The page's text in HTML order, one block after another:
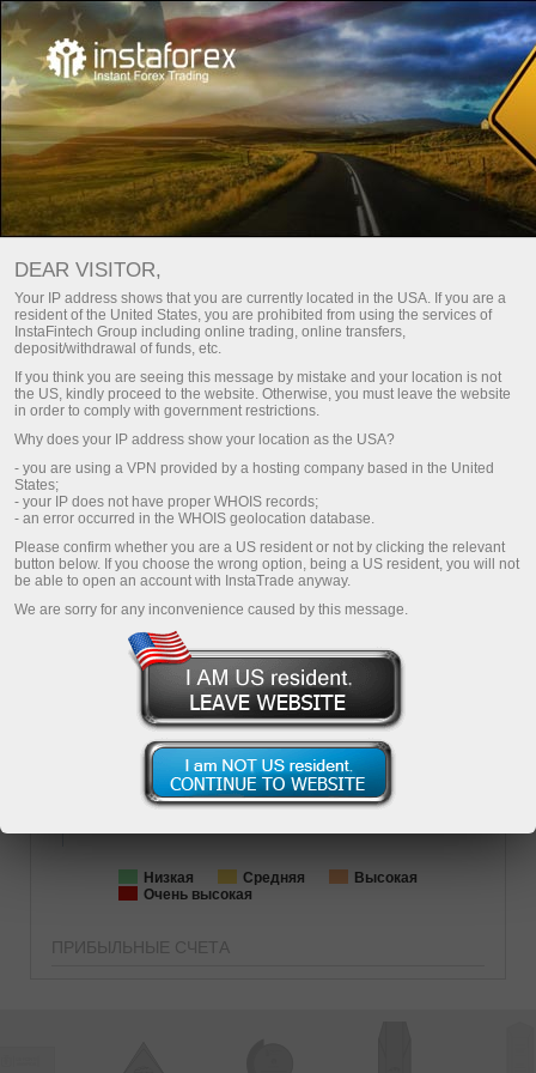
ШОТ МОНИТОРИНГІ 71921584 -
000000019
Простой
СЧЕТ ПРОЕКТ
ТИП СЧЕТА
ForexCopy PIP
ЗАРЕГИСТРИРОВАН
1516
дней
Копирование
БАЛАНС СРЕДСТВА
1267.66
СУММАРНАЯ ПРИБЫЛЬ
АГРЕССИВНОСТЬ ТОРГОВЛИ
Низкая Средняя
Высокая
Очень высокая
ПРИБЫЛЬНЫЕ СЧЕТА
DEAR VISITOR,
Your IP address shows that you are currently located in the USA. If you are a
resident of the United States, you are prohibited from using the services of
InstaFintech Group including online trading, online transfers,
deposit/withdrawal of funds, etc.
If you think you are seeing this message by mistake and your location is not
the US, kindly proceed to the website. Otherwise, you must leave the website
in order to comply with government restrictions.
Why does your IP address show your location as the USA?
- you are using a VPN provided by a hosting company based in the United
States;
- your IP does not have proper WHOIS records;
- an error occurred in the WHOIS geolocation database.
Please confirm whether you are a US resident or not by clicking the relevant
button below. If you choose the wrong option, being a US resident, you will not
be able to open an account with InstaTrade anyway.
We are sorry for any inconvenience caused by this message.